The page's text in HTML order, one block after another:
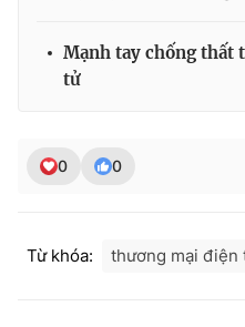
Mạnh tay chống thất
tử
0 0
Từ khóa: thương mại điện